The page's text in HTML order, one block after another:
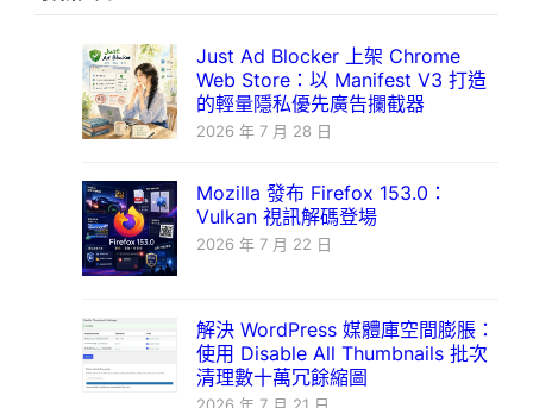
Just Ad Blocker 上架 Chrome
Web Store：以 Manifest V3 打造
的輕量隱私優先廣告攔截器
2026 年 7 月 28 日
Mozilla 發布 Firefox 153.0：
Vulkan 視訊解碼登場
2026 年 7 月 22 日
解決 WordPress 媒體庫空間膨脹：
使用 Disable All Thumbnails 批次
清理數十萬冗餘縮圖